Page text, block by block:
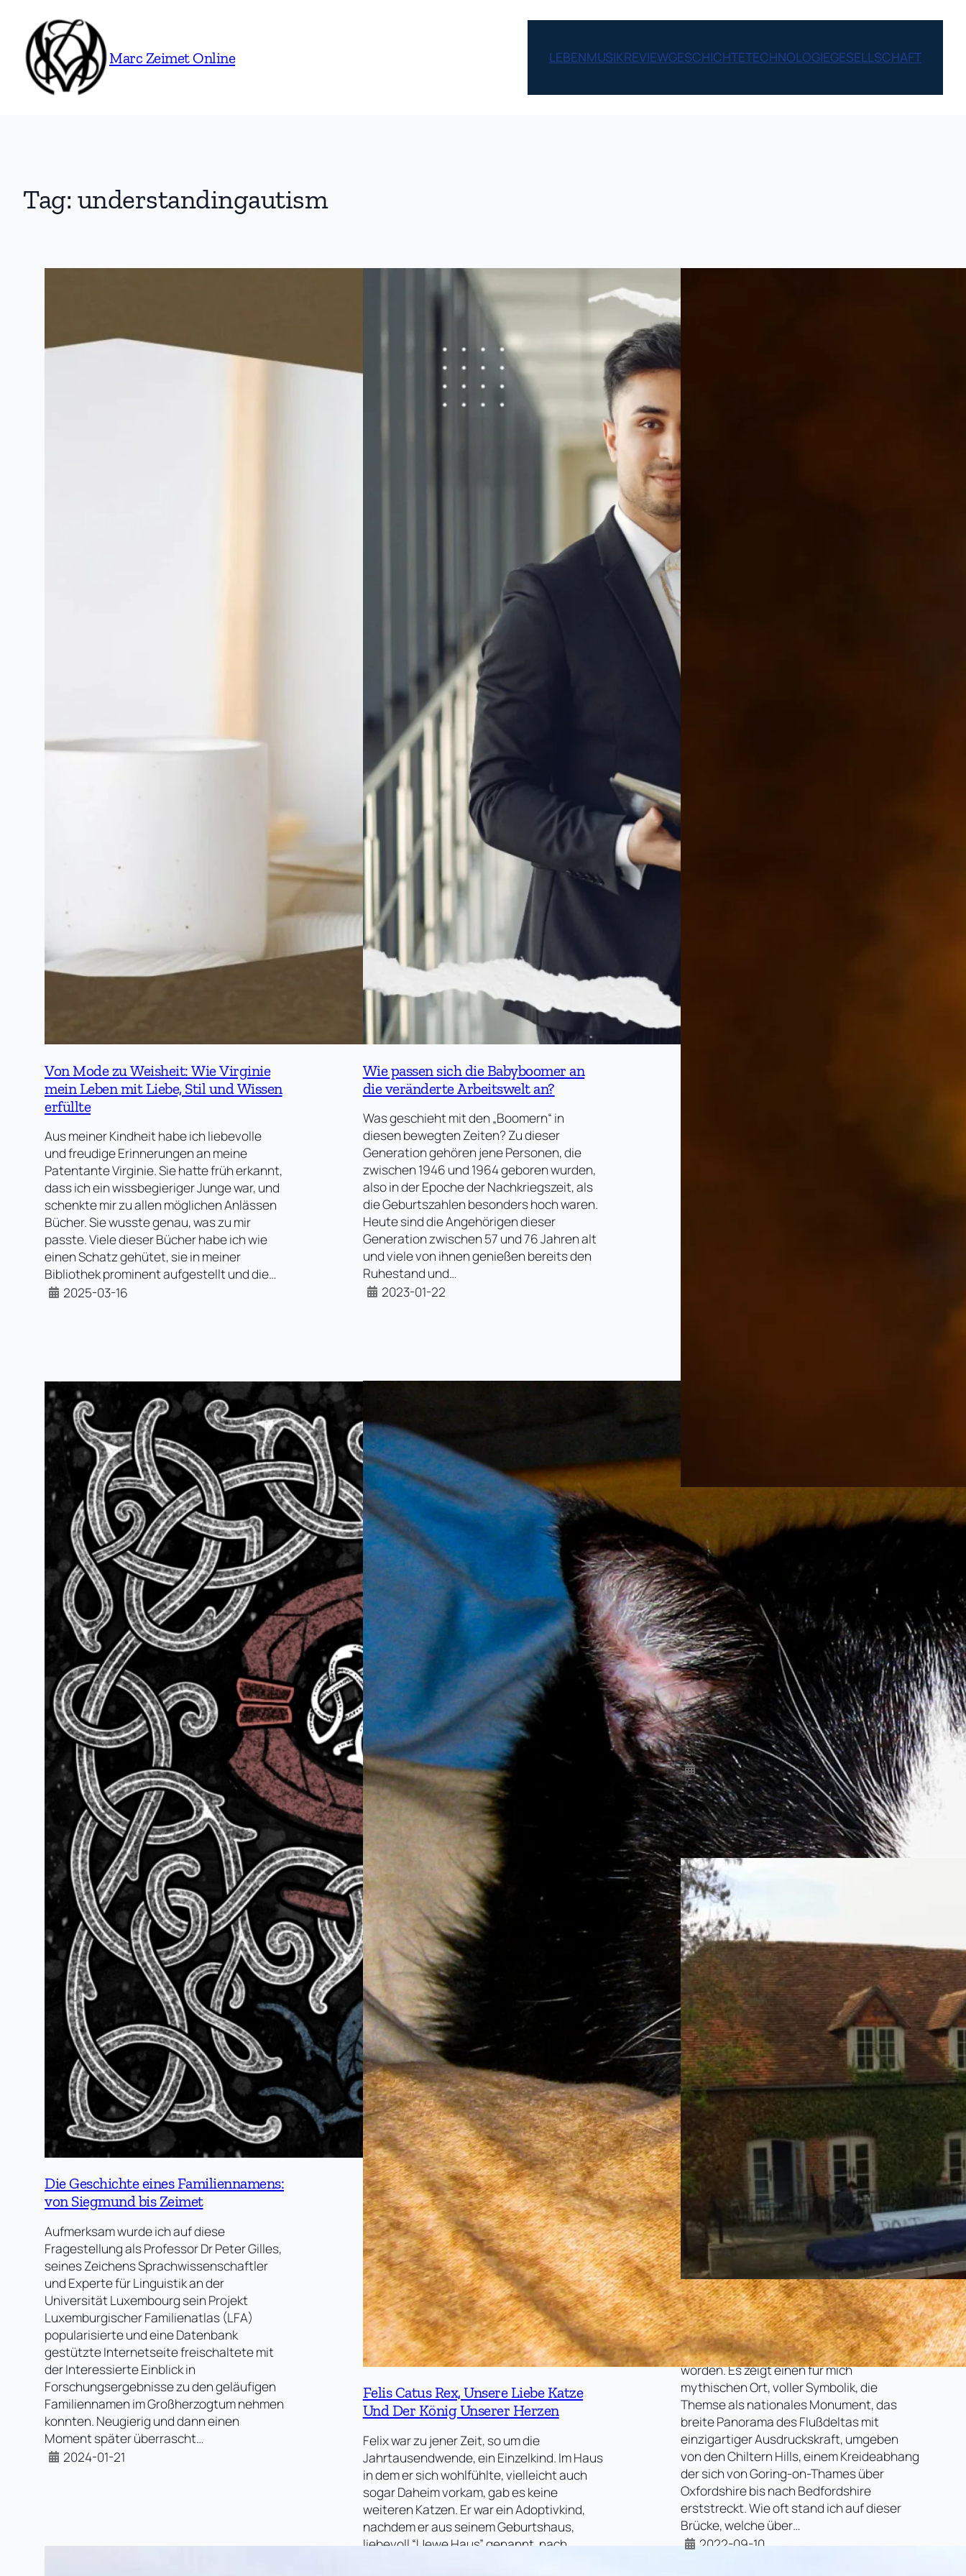
content
Marc Zeimet Online LEBENMUSIKREVIEWGESCHICHTETECHNOLOGIEGESELLSCHAFT
Tag: understandingautism
Von Mode zu Weisheit: Wie Virginie
mein Leben mit Liebe, Stil und Wissen
erfüllte
Aus meiner Kindheit habe ich liebevolle
und freudige Erinnerungen an meine
Patentante Virginie. Sie hatte früh erkannt,
dass ich ein wissbegieriger Junge war, und
schenkte mir zu allen möglichen Anlässen
Bücher. Sie wusste genau, was zu mir
passte. Viele dieser Bücher habe ich wie
einen Schatz gehütet, sie in meiner
Bibliothek prominent aufgestellt und die…
2025-03-16
Die Geschichte eines Familiennamens:
von Siegmund bis Zeimet
Aufmerksam wurde ich auf diese
Fragestellung als Professor Dr Peter Gilles,
seines Zeichens Sprachwissenschaftler
und Experte für Linguistik an der
Universität Luxembourg sein Projekt
Luxemburgischer Familienatlas (LFA)
popularisierte und eine Datenbank
gestützte Internetseite freischaltete mit
der Interessierte Einblick in
Forschungsergebnisse zu den geläufigen
Familiennamen im Großherzogtum nehmen
konnten. Neugierig und dann einen
Moment später überrascht…
2024-01-21
Wie passen sich die Babyboomer an
die veränderte Arbeitswelt an?
Was geschieht mit den „Boomern“ in
diesen bewegten Zeiten? Zu dieser
Generation gehören jene Personen, die
zwischen 1946 und 1964 geboren wurden,
also in der Epoche der Nachkriegszeit, als
die Geburtszahlen besonders hoch waren.
Heute sind die Angehörigen dieser
Generation zwischen 57 und 76 Jahren alt
und viele von ihnen genießen bereits den
Ruhestand und…
2023-01-22
Felis Catus Rex, Unsere Liebe Katze
Und Der König Unserer Herzen
Felix war zu jener Zeit, so um die
Jahrtausendwende, ein Einzelkind. Im Haus
in dem er sich wohlfühlte, vielleicht auch
sogar Daheim vorkam, gab es keine
weiteren Katzen. Er war ein Adoptivkind,
nachdem er aus seinem Geburtshaus,
liebevoll “Uewe Haus” genannt, nach
Mathias Welter – Das Schifflinger
Kriegstagebuch | 1914 – 1919
Projekt | Bearbeitung und Kommentierung
durch Dr Carlo SCHINTGEN Der 1. Weltkrieg
wird oft als die “Urkatastrophe” des 20.
Jahrhunderts bezeichnet. Mit dem
Auslösen dieses großen europäischen
Krieges begann ein Jahrhundert der
barbarischen Gewalt, von Vertreibungen
mit Flüchtlingsströmungen nicht
dagewesenen Ausmaßen, schlicht und
ergreifend – unermessliches Leid und
Sterben. Historisch steht der 28.06.1914
mit dem Attentat…
2022-10-02
Goring-on-Thames, Oxon – die Zeit
im Exil
Das Titelbild ist mit Bedacht ausgewählt
worden. Es zeigt einen für mich
mythischen Ort, voller Symbolik, die
Themse als nationales Monument, das
breite Panorama des Flußdeltas mit
einzigartiger Ausdruckskraft, umgeben
von den Chiltern Hills, einem Kreideabhang
der sich von Goring-on-Thames über
Oxfordshire bis nach Bedfordshire
erststreckt. Wie oft stand ich auf dieser
Brücke, welche über…
2022-09-10